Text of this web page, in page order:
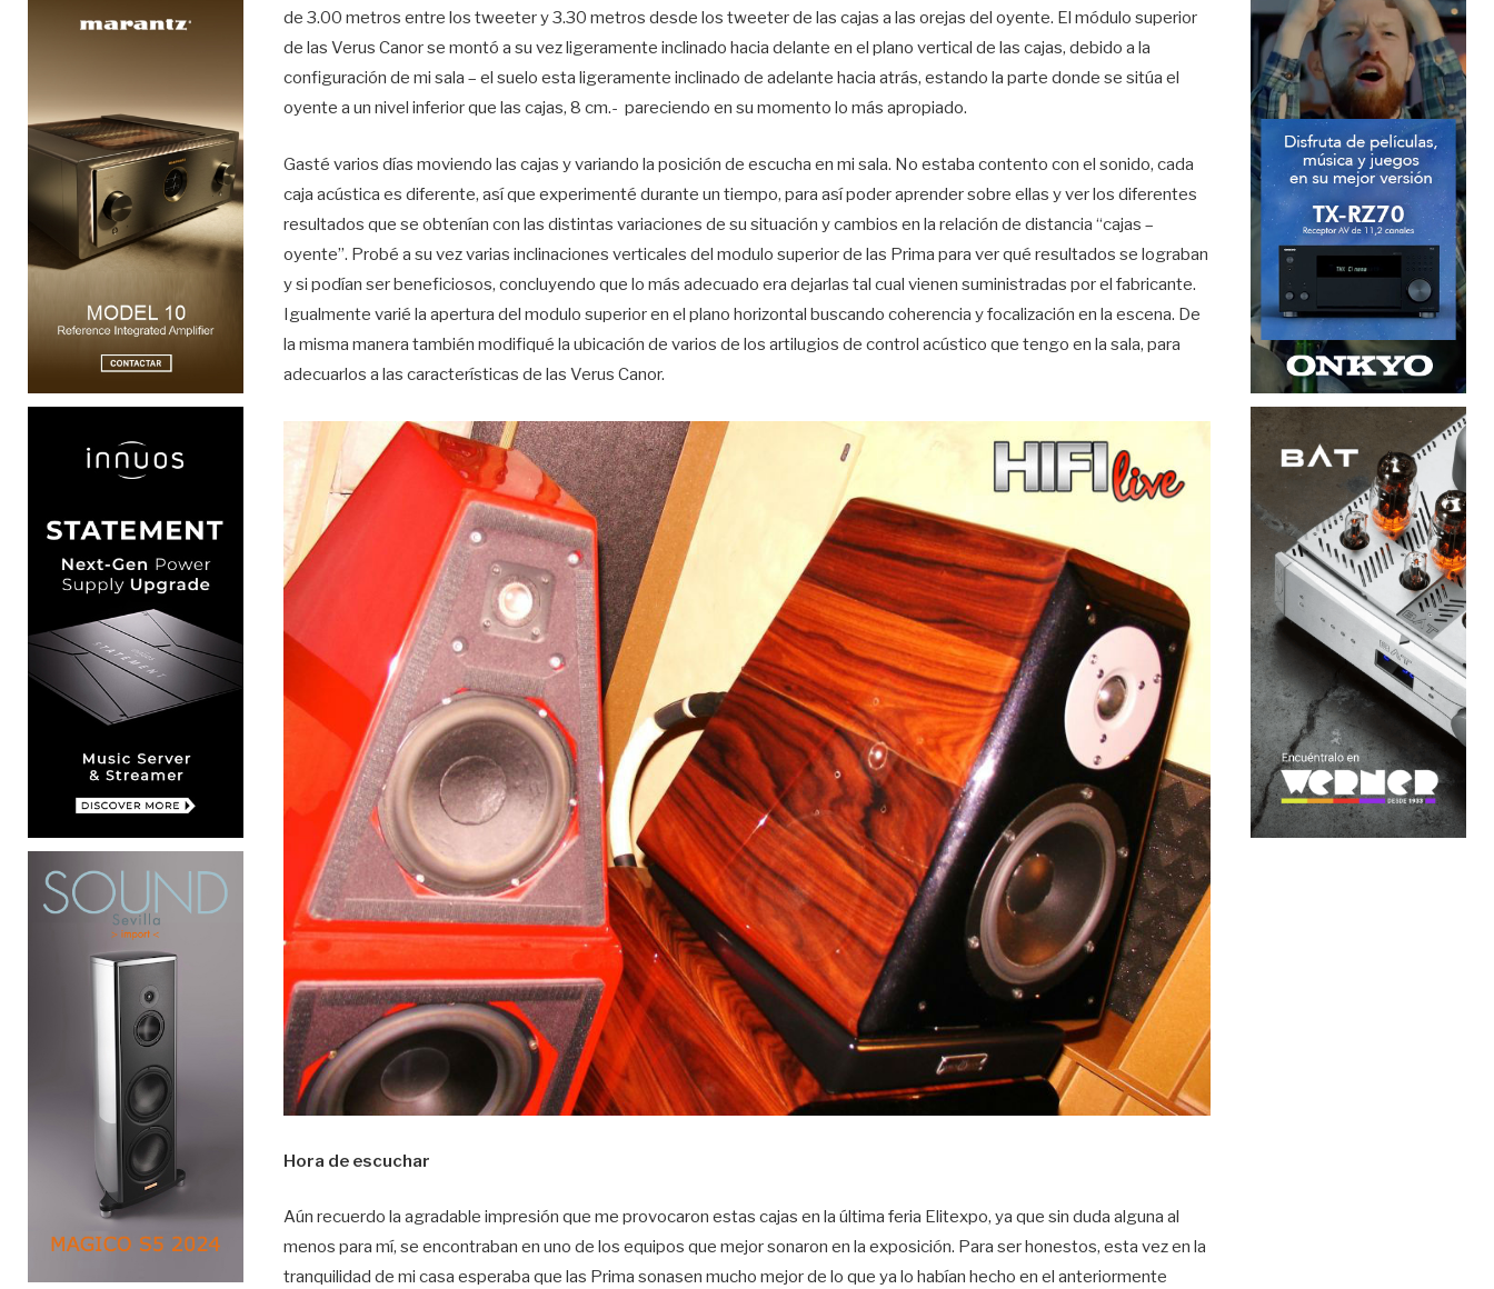
de 3.00 metros entre los tweeter y 3.30 metros desde los tweeter de las cajas a las orejas del oyente. El módulo superior
de las Verus Canor se montó a su vez ligeramente inclinado hacia delante en el plano vertical de las cajas, debido a la
configuración de mi sala – el suelo esta ligeramente inclinado de adelante hacia atrás, estando la parte donde se sitúa el
oyente a un nivel inferior que las cajas, 8 cm.- pareciendo en su momento lo más apropiado.
Gasté varios días moviendo las cajas y variando la posición de escucha en mi sala. No estaba contento con el sonido, cada
caja acústica es diferente, así que experimenté durante un tiempo, para así poder aprender sobre ellas y ver los diferentes
resultados que se obtenían con las distintas variaciones de su situación y cambios en la relación de distancia “cajas –
oyente”. Probé a su vez varias inclinaciones verticales del modulo superior de las Prima para ver qué resultados se lograban
y si podían ser beneficiosos, concluyendo que lo más adecuado era dejarlas tal cual vienen suministradas por el fabricante.
Igualmente varié la apertura del modulo superior en el plano horizontal buscando coherencia y focalización en la escena. De
la misma manera también modifiqué la ubicación de varios de los artilugios de control acústico que tengo en la sala, para
adecuarlos a las características de las Verus Canor.
Hora de escuchar
Aún recuerdo la agradable impresión que me provocaron estas cajas en la última feria Elitexpo, ya que sin duda alguna al
menos para mí, se encontraban en uno de los equipos que mejor sonaron en la exposición. Para ser honestos, esta vez en la
tranquilidad de mi casa esperaba que las Prima sonasen mucho mejor de lo que ya lo habían hecho en el anteriormente